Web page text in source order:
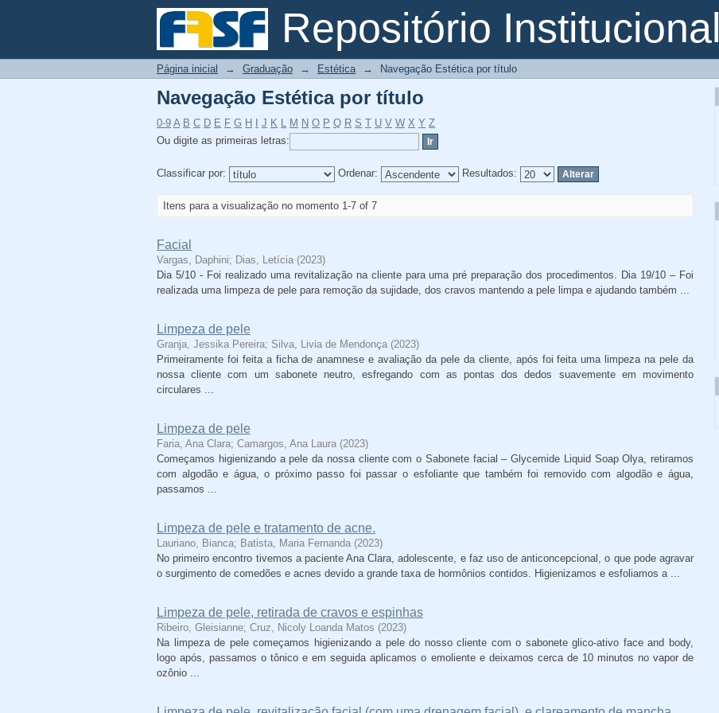
Repositório Institucional
Navegação Estética por título
Página inicial → Graduação → Estética → Navegação Estética por título
Navegação Estética por título
0-9 A B C D E F G H J K L M N O P Q R S T U V W X Y Z
Ou digite as primeiras letras:
Classificar por: Ordenar: Resultados:
Itens para a visualização no momento 1-7 of 7
Facial
Vargas, Daphini; Dias, Letícia (2023)
Dia 5/10 - Foi realizado uma revitalização na cliente para uma pré preparação dos procedimentos. Dia 19/10 – Foi
realizada uma limpeza de pele para remoção da sujidade, dos cravos mantendo a pele limpa e ajudando também ...
Limpeza de pele
Granja, Jessika Pereira; Silva, Livia de Mendonça (2023)
Primeiramente foi feita a ficha de anamnese e avaliação da pele da cliente, após foi feita uma limpeza na pele da
nossa cliente com um sabonete neutro, esfregando com as pontas dos dedos suavemente em movimento
circulares ...
Limpeza de pele
Faria, Ana Clara; Camargos, Ana Laura (2023)
Começamos higienizando a pele da nossa cliente com o Sabonete facial – Glycemide Liquid Soap Olya, retiramos
com algodão e água, o próximo passo foi passar o esfoliante que também foi removido com algodão e água,
passamos ...
Limpeza de pele e tratamento de acne.
Lauriano, Bianca; Batista, Maria Fernanda (2023)
No primeiro encontro tivemos a paciente Ana Clara, adolescente, e faz uso de anticoncepcional, o que pode agravar
o surgimento de comedões e acnes devido a grande taxa de hormônios contidos. Higienizamos e esfoliamos a ...
Limpeza de pele, retirada de cravos e espinhas
Ribeiro, Gleisianne; Cruz, Nicoly Loanda Matos (2023)
Na limpeza de pele começamos higienizando a pele do nosso cliente com o sabonete glico-ativo face and body,
logo após, passamos o tônico e em seguida aplicamos o emoliente e deixamos cerca de 10 minutos no vapor de
ozônio ...